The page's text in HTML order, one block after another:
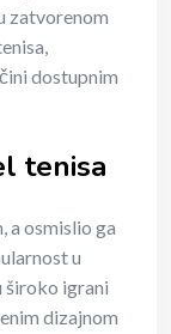
zatvorenom
dostupnim
tenisa
a osmislio ga
u
široko igrani
dizajnom